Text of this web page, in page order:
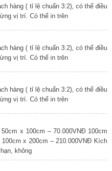
hàng ( tỉ lệ chuẩn 3:2), có thể điều
vị trí. Có thể in trên
hàng ( tỉ lệ chuẩn 3:2), có thể điều
vị trí. Có thể in trên
hàng ( tỉ lệ chuẩn 3:2), có thể điều
vị trí. Có thể in trên
x 100cm – 70.000VNĐ 100cm
x 200cm – 210.000VNĐ Kích
không